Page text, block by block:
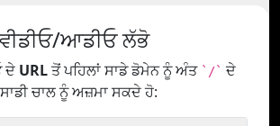
ਆਡੀਓ ਲੱਭੋ
ਦੇ URLਤੋਂ ਪਹਿਲਾਂ ਸਾਡੇ ਡੋਮੇਨ ਨੂੰ ਅੰਤ `/` ਦੇ
ਚਾਲ ਨੂੰ ਅਜ਼ਮਾ ਸਕਦੇ ਹੋ: